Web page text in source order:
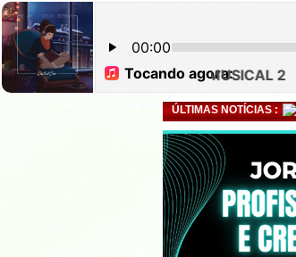
ÚLTIMAS NOTÍCIAS :